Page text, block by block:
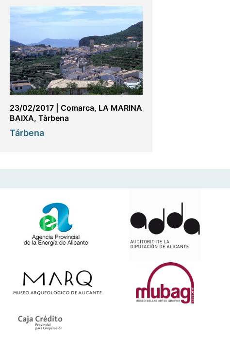
23/02/2017 Comarca, LA MARINA
BAIXA, Tàrbena
Tárbena